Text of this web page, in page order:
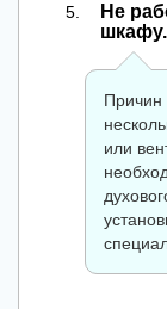
Не
шкафу.
Причин
или